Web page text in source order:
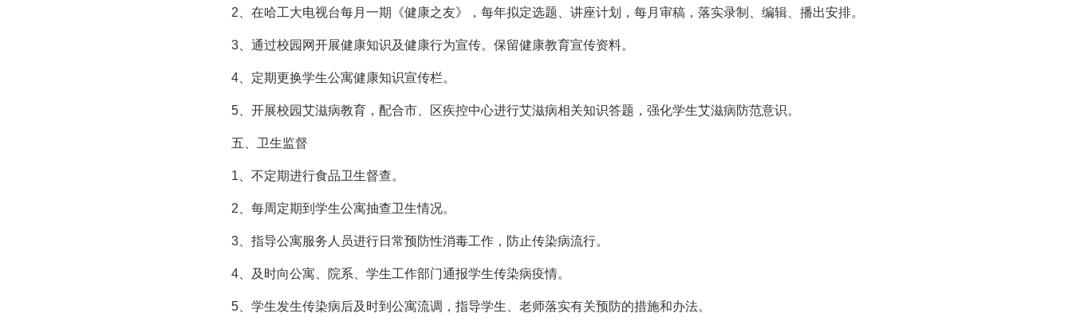
2、在哈工大电视台每月一期《健康之友》，每年拟定选题、讲座计划，每月审稿，落实录制、编辑、播出安排。
3、通过校园网开展健康知识及健康行为宣传。保留健康教育宣传资料。
4、定期更换学生公寓健康知识宣传栏。
5、开展校园艾滋病教育，配合市、区疾控中心进行艾滋病相关知识答题，强化学生艾滋病防范意识。
五、卫生监督
1、不定期进行食品卫生督查。
2、每周定期到学生公寓抽查卫生情况。
3、指导公寓服务人员进行日常预防性消毒工作，防止传染病流行。
4、及时向公寓、院系、学生工作部门通报学生传染病疫情。
5、学生发生传染病后及时到公寓流调，指导学生、老师落实有关预防的措施和办法。